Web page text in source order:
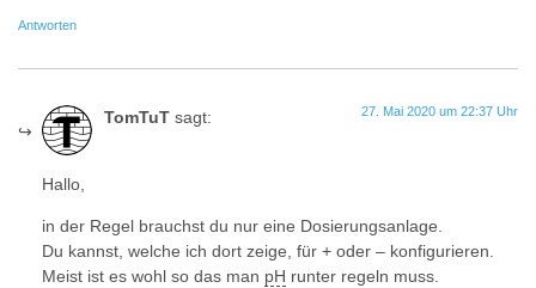
Antworten
TomTuT sagt: 27. Mai 2020 um 22:37 Uhr
Hallo,
in der Regel brauchst du nur eine Dosierungsanlage.
Du kannst, welche ich dort zeige, für + oder – konfigurieren.
Meist ist es wohl so das man pH runter regeln muss.